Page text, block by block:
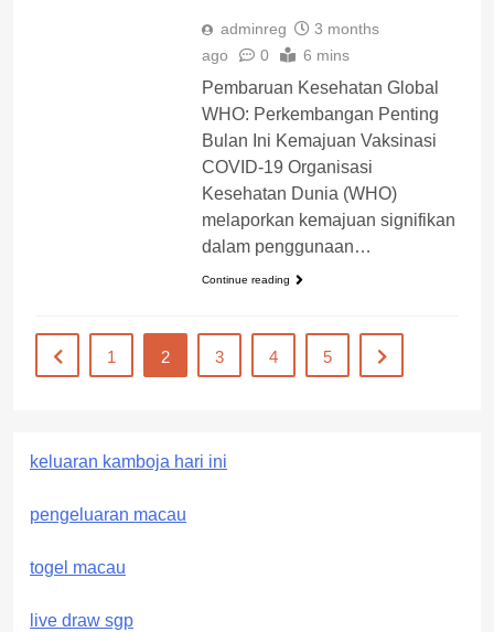
adminreg
3 months
ago
0 6 mins
Pembaruan Kesehatan Global
WHO: Perkembangan Penting
Bulan Ini Kemajuan Vaksinasi
COVID-19 Organisasi
Kesehatan Dunia (WHO)
melaporkan kemajuan signifikan
dalam penggunaan…
Continue reading
1 2 3 4 5
keluaran kamboja hari ini
pengeluaran macau
togel macau
live draw sgp